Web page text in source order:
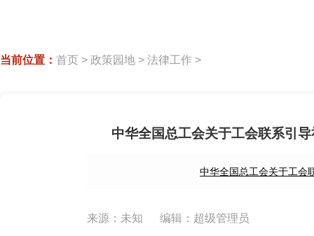
当前位置： 首页 > 政策园地 > 法律工作 >
中华全国总工会关于工会联系引
中华全国总工会关于工会
来源：未知 编辑：超级管理员